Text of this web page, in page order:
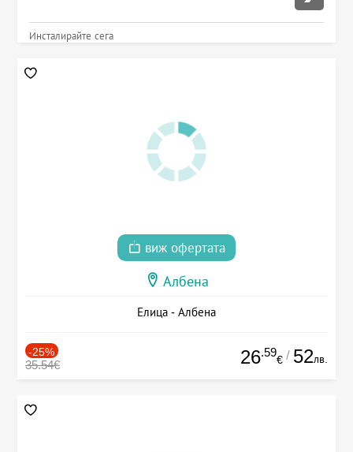
Инсталирайте сега
виж офертата
Албена
Елица - Албена
-25%
35.54€ 26.59
€ / 52лв.